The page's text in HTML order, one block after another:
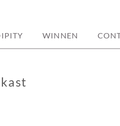
WINNEN